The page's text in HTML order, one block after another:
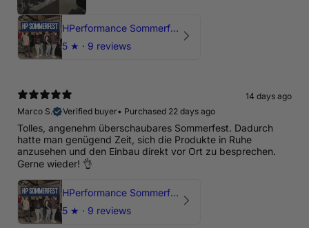
HPerformance Sommerfest 2026
5 ★ · 9 reviews
14 days ago
Marco S.
Verified buyer• Purchased 22 days ago
Tolles, angenehm überschaubares Sommerfest. Dadurch
hatte man genügend Zeit, sich die Produkte in Ruhe
anzusehen und den Einbau direkt vor Ort zu besprechen.
Gerne wieder! 👌
HPerformance Sommerfest 2026
5 ★ · 9 reviews